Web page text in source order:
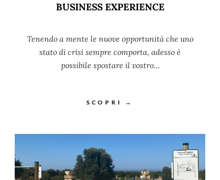
BUSINESS EXPERIENCE
Tenendo a mente le nuove opportunità che uno
stato di crisi sempre comporta, adesso è
possibile spostare il vostro…
SCOPRI →